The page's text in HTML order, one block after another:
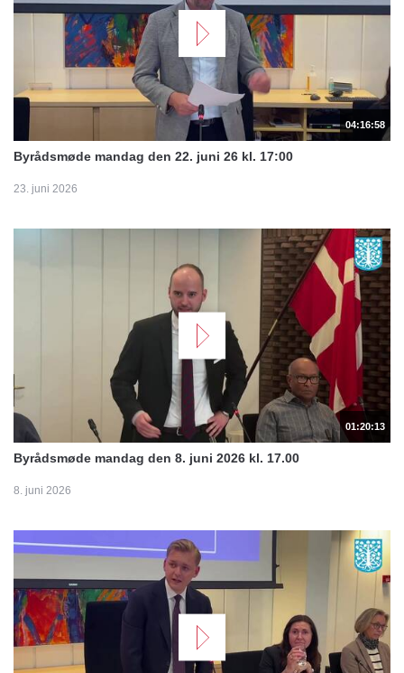
04:16:58
Byrådsmøde mandag den 22. juni 26 kl. 17:00
23. juni 2026
01:20:13
Byrådsmøde mandag den 8. juni 2026 kl. 17.00
8. juni 2026